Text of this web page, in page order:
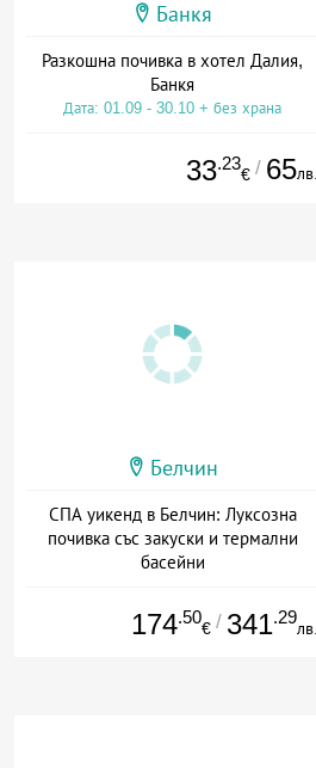
Банкя
Разкошна почивка в хотел Далия,
Банкя
Дата: 01.09 - 30.10 + без храна
33.23
€ / 65лв.
Белчин
СПА уикенд в Белчин: Луксозна
почивка със закуски и термални
басейни
174.50
€ / 341.29
лв.